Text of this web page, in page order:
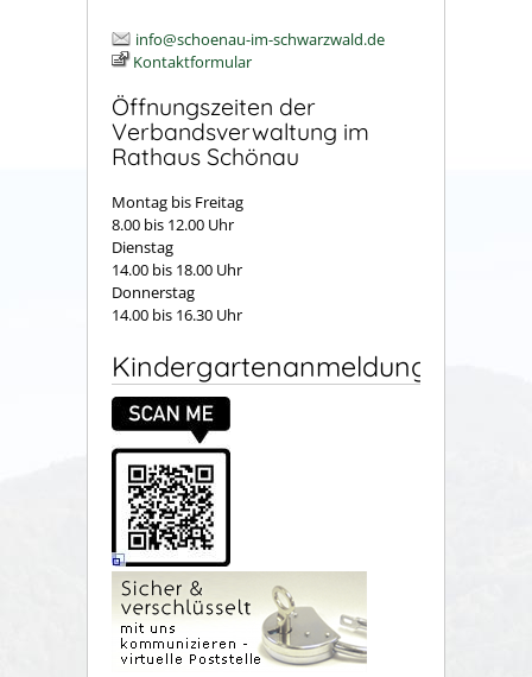
info@schoenau-im-schwarzwald.de
Kontaktformular
Öffnungszeiten der
Verbandsverwaltung im
Rathaus Schönau
Montag bis Freitag
8.00 bis 12.00 Uhr
Dienstag
14.00 bis 18.00 Uhr
Donnerstag
14.00 bis 16.30 Uhr
Kindergartenanmeldung